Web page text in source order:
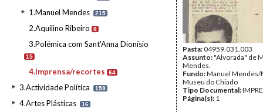
1.Manuel Mendes 215
2.Aquilino Ribeiro 8
3.Polémica com Sant'Anna Dionísio
15
4.Imprensa/recortes 64
3.Actividade Política 159
4.Artes Plásticas 16
Pasta:04959.031.003
Assunto:"Alvorada" de
Mendes.
Fundo:Manuel Mendes/
Museu do Chiado
Tipo Documental:
Página(s): 1